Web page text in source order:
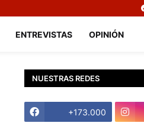
ENTREVISTAS OPINIÓN
NUESTRAS REDES
+173.000